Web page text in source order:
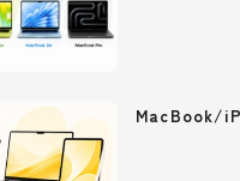
MacBook/